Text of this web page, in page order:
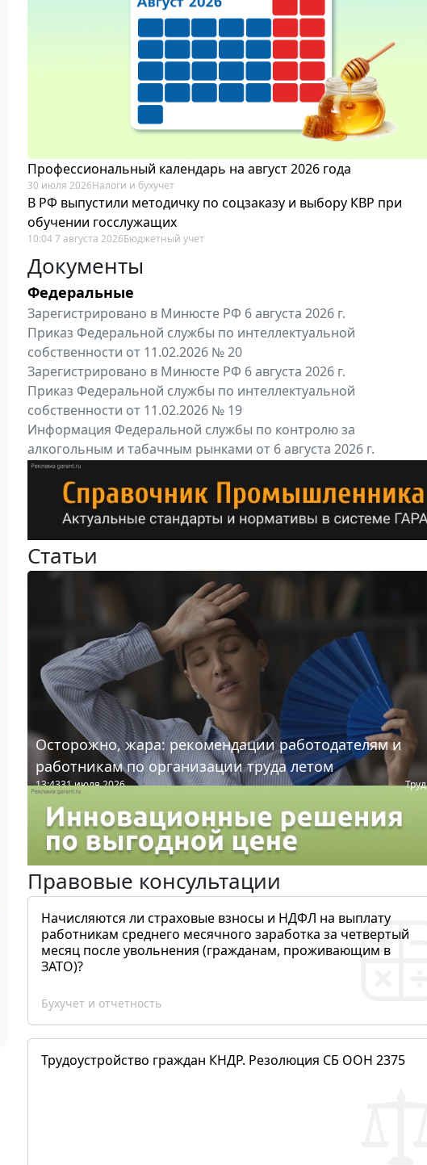
Профессиональный календарь на август 2026 года
30 июля 2026Налоги и бухучет
В РФ выпустили методичку по соцзаказу и выбору КВР при
обучении госслужащих
10:04 7 августа 2026Бюджетный учет
Документы
Федеральные
Зарегистрировано в Минюсте РФ 6 августа 2026 г.
Приказ Федеральной службы по интеллектуальной
собственности от 11.02.2026 № 20
Зарегистрировано в Минюсте РФ 6 августа 2026 г.
Приказ Федеральной службы по интеллектуальной
собственности от 11.02.2026 № 19
Информация Федеральной службы по контролю за
алкогольным и табачным рынками от 6 августа 2026 г.
"Вниманию производителей и импортёров алкогольной...
Все федеральные документы
Статьи
Осторожно, жара: рекомендации работодателям и
работникам по организации труда летом
13:4331 июля 2026 Труд
Правовые консультации
Начисляются ли страховые взносы и НДФЛ на выплату
работникам среднего месячного заработка за четвертый
месяц после увольнения (гражданам, проживающим в
ЗАТО)?
Бухучет и отчетность
Трудоустройство граждан КНДР. Резолюция СБ ООН 2375